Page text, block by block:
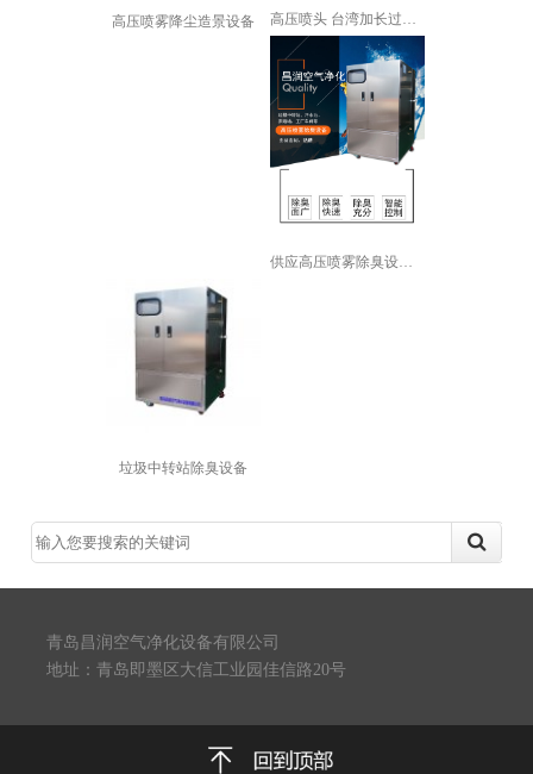
高压喷雾降尘造景设备
供应高压喷雾除臭设备 工厂车间除味支...
垃圾中转站除臭设备
青岛昌润空气净化设备有限公司
地址：青岛即墨区大信工业园佳信路20号